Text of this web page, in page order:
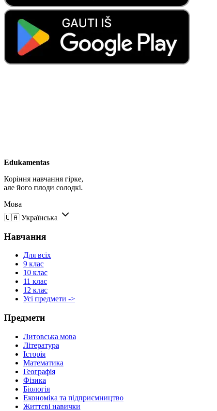
Edukamentas
Коріння навчання гірке,
але його плоди солодкі.
Мова
🇺🇦 Українська
Навчання
Для всіх
9 клас
10 клас
11 клас
12 клас
Усі предмети ->
Предмети
Литовська мова
Література
Історія
Математика
Географія
Фізика
Біологія
Економіка та підприємництво
Життєві навички